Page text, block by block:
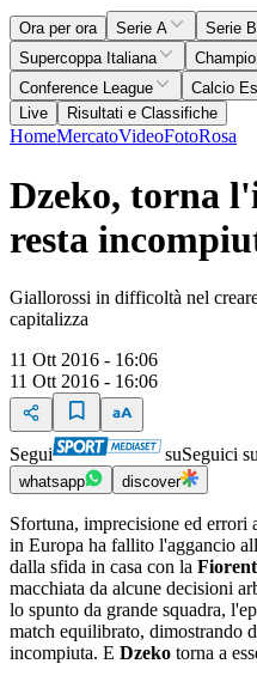
Ora per ora Serie A Serie B
Supercoppa Italiana
Conference League
Calcio
Live
Risultati e Classifiche
HomeMercatoVideoFotoRosa
Dzeko, torna
resta
Giallorossi in difficoltà nel
capitalizza
11 Ott 2016 - 16:06
11 Ott 2016 - 16:06
Segui suSeguici su
whatsapp discover
Sfortuna, imprecisione ed errori
in Europa ha fallito l'aggancio
dalla sfida in casa con la
macchiata da alcune decisioni
lo spunto da grande squadra,
match equilibrato, dimostrando
incompiuta. E Dzeko torna a